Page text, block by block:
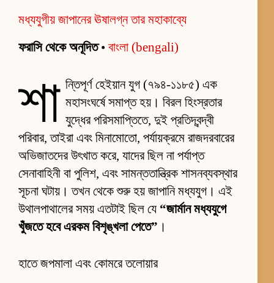
মধ্যযুগীয় জাপানের ঊষালগ্ন তার মহাকাব্যে
ফরাসি থেকে অনূদিত• বাংলা (bengali)
শা ন্তিপূর্ণ হেইয়ান যুগ (৭৯৪-১১৮৫) এক
মহাসংঘর্ষে সমাপ্ত হয়। বিরল হিংস্রতার
যুদ্ধের পরিসমাপ্তিতে, দুই প্রতিদ্বন্দ্বী
পরিবার, তাইরা এবং মিনামোতো, পর্যায়ক্রমে রাজদরবারের
অভিজাতদের উৎখাত করে, যাদের ছিল না পর্যাপ্ত
সেনাবাহিনী বা পুলিশ, এবং সামন্ততান্ত্রিক শাসনব্যবস্থার
সূচনা ঘটায়। তখন থেকে শুরু হয় জাপানি মধ্যযুগ। এই
উথালপাথালের সময় এতটাই ছিল যে “জার্মান মধ্যযুগে
খুঁজতে হবে এরকম বিশৃঙ্খলা পেতে” ।
হাতে জপমালা এবং কোমরে তলোয়ার